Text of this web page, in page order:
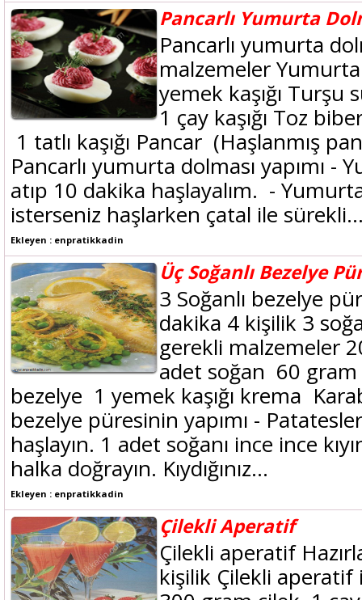
Pancarlı Yumurta
Pancarlı yumurta
malzemeler
yemek kaşığı Turşu
1 çay kaşığı Toz
1 tatlı kaşığı Pancar (Haşlanmış
Pancarlı yumurta dolması yapımı -
atıp 10 dakika haşlayalım. -
isterseniz haşlarken çatal ile
Ekleyen : enpratikkadin
Üç Soğanlı Bezelye
3 Soğanlı bezelye
dakika 4 kişilik 3
gerekli malzemeler
adet soğan 60
bezelye 1 yemek kaşığı krema
bezelye püresinin yapımı -
haşlayın. 1 adet soğanı ince ince
halka doğrayın. Kıydığınız...
Ekleyen : enpratikkadin
Çilekli Aperatif
Çilekli aperatif
kişilik Çilekli